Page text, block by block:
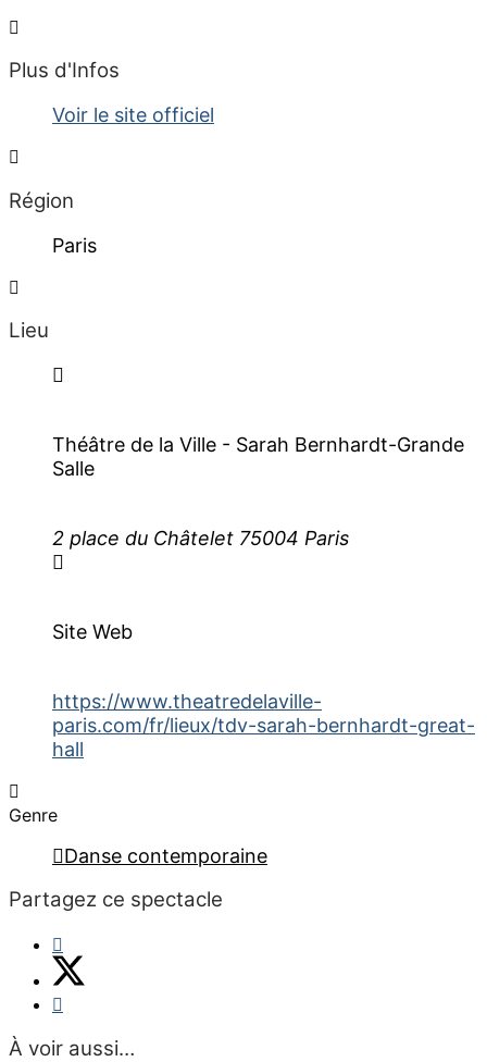
Plus d'Infos
Voir le site officiel
Région
Paris
Lieu
Théâtre de la Ville - Sarah Bernhardt-Grande
Salle
2 place du Châtelet 75004 Paris
Site Web
https://www.theatredelaville-
paris.com/fr/lieux/tdv-sarah-bernhardt-great-
hall
Genre
Danse contemporaine
Partagez ce spectacle
À voir aussi…